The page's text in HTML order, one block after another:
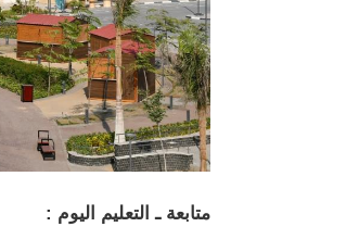
متابعة ـ التعليم اليوم :